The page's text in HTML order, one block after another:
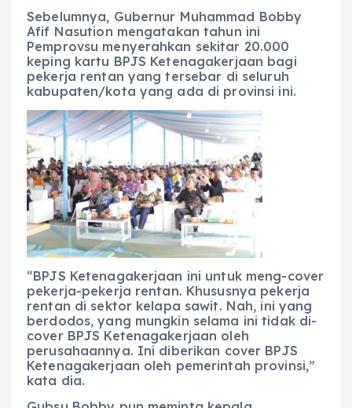
​Sebelumnya, Gubernur Muhammad Bobby
Afif Nasution mengatakan tahun ini
Pemprovsu menyerahkan sekitar 20.000
keping kartu BPJS Ketenagakerjaan bagi
pekerja rentan yang tersebar di seluruh
kabupaten/kota yang ada di provinsi ini.
“BPJS Ketenagakerjaan ini untuk meng-cover
pekerja-pekerja rentan. Khususnya pekerja
rentan di sektor kelapa sawit. Nah, ini yang
berdodos, yang mungkin selama ini tidak di-
cover BPJS Ketenagakerjaan oleh
perusahaannya. Ini diberikan cover BPJS
Ketenagakerjaan oleh pemerintah provinsi,”
kata dia.